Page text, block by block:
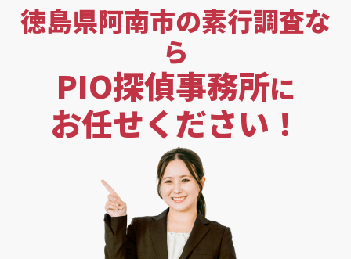
徳島県阿南市の素行調査な
ら
PIO探偵事務所に
お任せください！